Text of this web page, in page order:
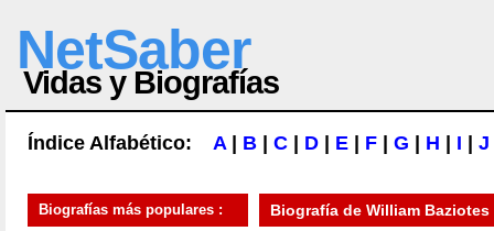
NetSaber
Vidas y Biografías
Índice Alfabético: A| B C D E F G H I J
Biografías más populares :
Biografía de William Baziotes